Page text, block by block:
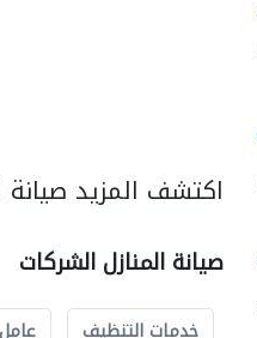
اكتشف المزيد صيانة
صيانة المنازل الشركات
خدمات التنظيف